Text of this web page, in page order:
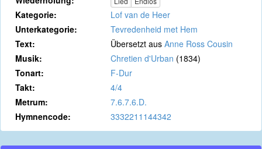
Kategorie:
Lof van de Heer
Unterkategorie:
Tevredenheid met Hem
Text:
Übersetzt aus Anne Ross Cousin
Musik:
Chretien d'Urban (1834)
Tonart:
F-Dur
Takt:
4/4
Metrum:
7.6.7.6.D.
Hymnencode:
3332211144342